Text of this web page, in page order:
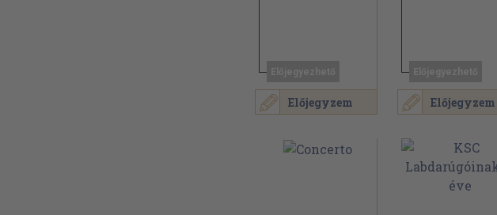
Előjegyzem Előjegyzem